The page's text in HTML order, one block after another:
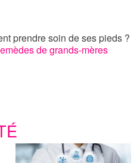
prendre soin de ses pieds ?
de grands-mères